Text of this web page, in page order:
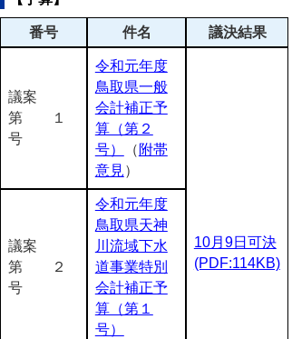
番号 件名 議決結果
議案
第 １
号
令和元年度
鳥取県一般
会計補正予
算（第２
号）
（ 附帯
意見）
10月9日可決
(PDF:114KB)
議案
第 ２
号
令和元年度
鳥取県天神
川流域下水
道事業特別
会計補正予
算（第１
号）